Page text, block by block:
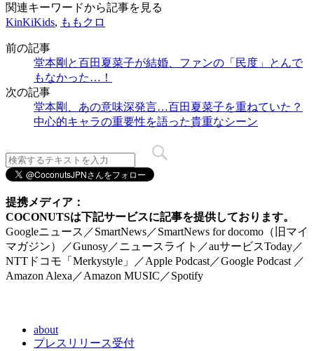
関連キーワードから記事を見る
KinKiKids, ももクロ
前の記事
堂本剛と百田夏菜子が結婚、ファンの「民度」とんで
もなかった…！
次の記事
堂本剛、あの意味深発言…百田夏菜子を重ねていた？
中心的キャラの重要性を語った貴重なシーン
提携メディア：
COCONUTSは下記サービスに記事を提供しております。
Googleニュース／SmartNews／SmartNews for docomo（旧マイ
マガジン）／Gunosy／ニュースライト／auサービスToday／
NTTドコモ「Merkystyle」／Apple Podcast／Google Podcast ／
Amazon Alexa／Amazon MUSIC／Spotify
about
プレスリリース受付